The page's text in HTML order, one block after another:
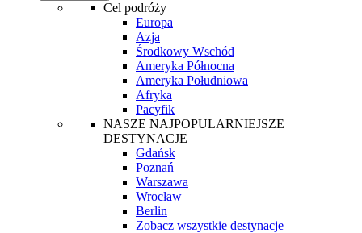
Cel podróży
Europa
Azja
Środkowy Wschód
Ameryka Północna
Ameryka Południowa
Afryka
Pacyfik
NASZE NAJPOPULARNIEJSZE
DESTYNACJE
Gdańsk
Poznań
Warszawa
Wrocław
Berlin
Zobacz wszystkie destynacje